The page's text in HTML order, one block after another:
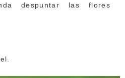
despuntar las flores